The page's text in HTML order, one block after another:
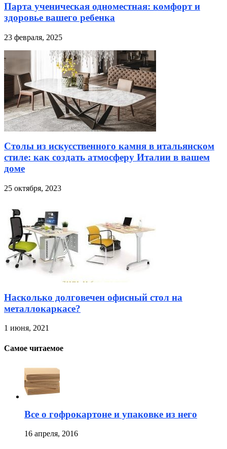
Парта ученическая одноместная: комфорт и
здоровье вашего ребенка
23 февраля, 2025
Столы из искусственного камня в итальянском
стиле: как создать атмосферу Италии в вашем
доме
25 октября, 2023
Насколько долговечен офисный стол на
металлокаркасе?
1 июня, 2021
Самое читаемое
Все о гофрокартоне и упаковке из него
16 апреля, 2016